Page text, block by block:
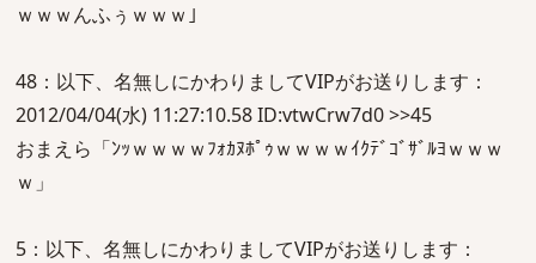
ｗｗｗんふぅｗｗｗ｣
48：以下、名無しにかわりましてVIPがお送りします：
2012/04/04(水) 11:27:10.58 ID:vtwCrw7d0 >>45
おまえら「ﾝｯｗｗｗｗﾌｫｶﾇﾎﾟｩｗｗｗｗｲｸﾃﾞｺﾞｻﾞﾙﾖｗｗｗ
ｗ」
5：以下、名無しにかわりましてVIPがお送りします：